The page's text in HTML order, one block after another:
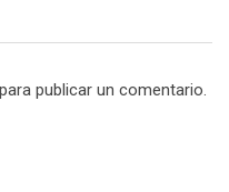
para publicar un comentario.